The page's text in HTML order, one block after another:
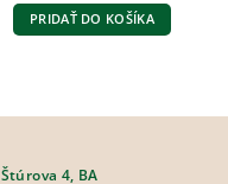
PRIDAŤ DO KOŠÍKA
Štúrova 4, BA